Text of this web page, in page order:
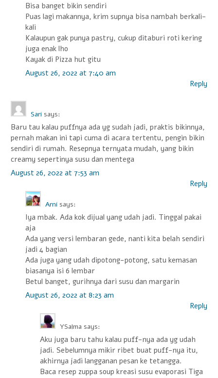
Bisa banget bikin sendiri
Puas lagi makannya, krim supnya bisa nambah berkali-
kali
Kalaupun gak punya pastry, cukup ditaburi roti kering
juga enak lho
Kayak di Pizza hut gitu
August 26, 2022 at 7:40 am
Reply
Sari says:
Baru tau kalau puffnya ada yg sudah jadi, praktis bikinnya,
pernah makan ini tapi cuma di acara tertentu, pengin bikin
sendiri di rumah. Resepnya ternyata mudah, yang bikin
creamy sepertinya susu dan mentega
August 26, 2022 at 7:53 am
Reply
Arni says:
Iya mbak. Ada kok dijual yang udah jadi. Tinggal pakai
aja
Ada yang versi lembaran gede, nanti kita belah sendiri
jadi 4 bagian
Ada juga yang udah dipotong-potong, satu kemasan
biasanya isi 6 lembar
Betul banget, gurihnya dari susu dan margarin
August 26, 2022 at 8:23 am
Reply
YSalma says:
Aku juga baru tahu kalau puff-nya ada yg udah
jadi. Sebelumnya mikir ribet buat puff-nya itu,
akhirnya jadi langganan pesan ke tetangga.
Baca resep zuppa soup kreasi susu evaporasi Tiga